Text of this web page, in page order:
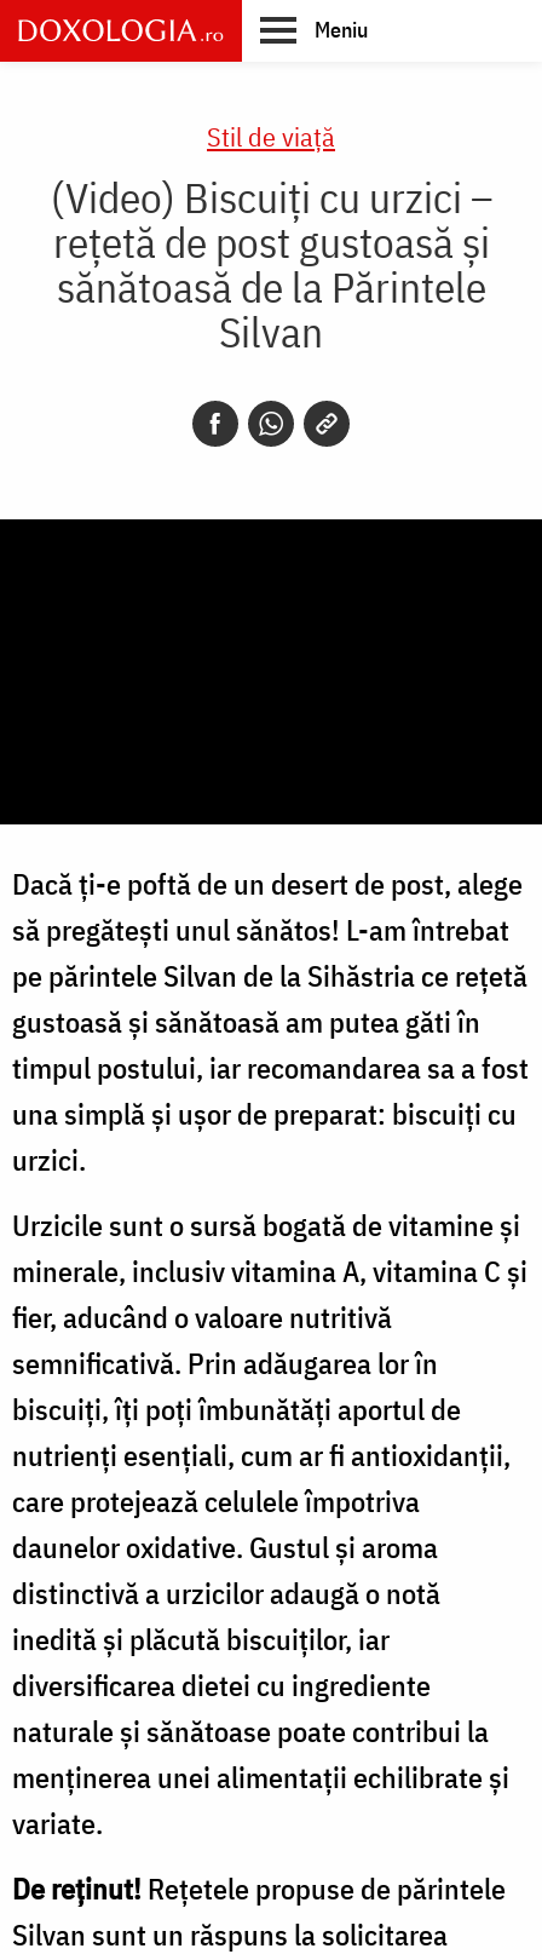
Skip
to
main
Meniu
Stil de viaţă
(Video) Biscuiți cu urzici –
rețetă de post gustoasă și
sănătoasă de la Părintele
Silvan
Dacă ți-e poftă de un desert de post, alege
să pregătești unul sănătos! L-am întrebat
pe părintele Silvan de la Sihăstria ce rețetă
gustoasă și sănătoasă am putea găti în
timpul postului, iar recomandarea sa a fost
una simplă și ușor de preparat: biscuiți cu
urzici.
Urzicile sunt o sursă bogată de vitamine și
minerale, inclusiv vitamina A, vitamina C și
fier, aducând o valoare nutritivă
semnificativă. Prin adăugarea lor în
biscuiți, îți poți îmbunătăți aportul de
nutrienți esențiali, cum ar fi antioxidanții,
care protejează celulele împotriva
daunelor oxidative. Gustul și aroma
distinctivă a urzicilor adaugă o notă
inedită și plăcută biscuiților, iar
diversificarea dietei cu ingrediente
naturale și sănătoase poate contribui la
menținerea unei alimentații echilibrate și
variate.
De reținut! Rețetele propuse de părintele
Silvan sunt un răspuns la solicitarea